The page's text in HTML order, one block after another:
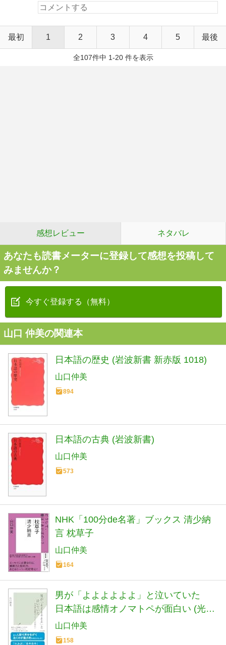
最初 1 2 3 4 5 最後
全107件中 1-20 件を表示
感想レビュー ネタバレ
あなたも読書メーターに登録して感想を投稿して
みませんか？
今すぐ登録する（無料）
山口 仲美の関連本
日本語の歴史 (岩波新書 新赤版 1018)
山口仲美
894
日本語の古典 (岩波新書)
山口仲美
573
NHK「100分de名著」ブックス 清少納
言 枕草子
山口仲美
164
男が「よよよよよよ」と泣いていた
日本語は感情オノマトペが面白い (光文
社新書)
山口仲美
158